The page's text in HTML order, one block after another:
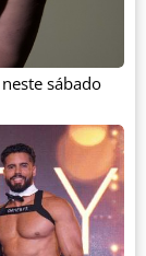
sábado